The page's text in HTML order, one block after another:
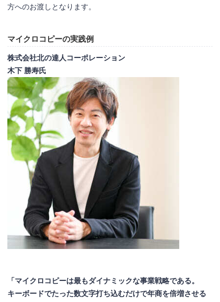
方へのお渡しとなります。
マイクロコピーの実践例
株式会社北の達人コーポレーション
木下 勝寿氏
「マイクロコピーは最もダイナミックな事業戦略である。
キーボードでたった数文字打ち込むだけで年商を倍増させる